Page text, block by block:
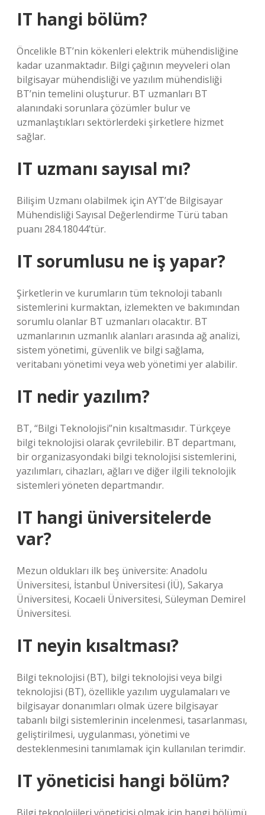
IT hangi bölüm?
Öncelikle BT’nin kökenleri elektrik mühendisliğine
kadar uzanmaktadır. Bilgi çağının meyveleri olan
bilgisayar mühendisliği ve yazılım mühendisliği
BT’nin temelini oluşturur. BT uzmanları BT
alanındaki sorunlara çözümler bulur ve
uzmanlaştıkları sektörlerdeki şirketlere hizmet
sağlar.
IT uzmanı sayısal mı?
Bilişim Uzmanı olabilmek için AYT’de Bilgisayar
Mühendisliği Sayısal Değerlendirme Türü taban
puanı 284.18044’tür.
IT sorumlusu ne iş yapar?
Şirketlerin ve kurumların tüm teknoloji tabanlı
sistemlerini kurmaktan, izlemekten ve bakımından
sorumlu olanlar BT uzmanları olacaktır. BT
uzmanlarının uzmanlık alanları arasında ağ analizi,
sistem yönetimi, güvenlik ve bilgi sağlama,
veritabanı yönetimi veya web yönetimi yer alabilir.
IT nedir yazılım?
BT, “Bilgi Teknolojisi”nin kısaltmasıdır. Türkçeye
bilgi teknolojisi olarak çevrilebilir. BT departmanı,
bir organizasyondaki bilgi teknolojisi sistemlerini,
yazılımları, cihazları, ağları ve diğer ilgili teknolojik
sistemleri yöneten departmandır.
IT hangi üniversitelerde
var?
Mezun oldukları ilk beş üniversite: Anadolu
Üniversitesi, İstanbul Üniversitesi (İÜ), Sakarya
Üniversitesi, Kocaeli Üniversitesi, Süleyman Demirel
Üniversitesi.
IT neyin kısaltması?
Bilgi teknolojisi (BT), bilgi teknolojisi veya bilgi
teknolojisi (BT), özellikle yazılım uygulamaları ve
bilgisayar donanımları olmak üzere bilgisayar
tabanlı bilgi sistemlerinin incelenmesi, tasarlanması,
geliştirilmesi, uygulanması, yönetimi ve
desteklenmesini tanımlamak için kullanılan terimdir.
IT yöneticisi hangi bölüm?